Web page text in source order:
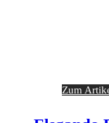
Zum